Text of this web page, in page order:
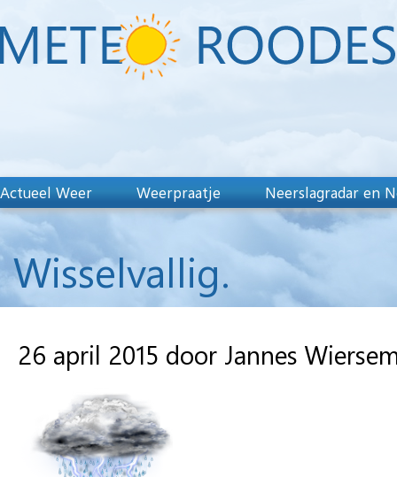
Actueel Weer Weerpraatje Neerslagradar en
Wisselvallig.
26 april 2015 door Jannes